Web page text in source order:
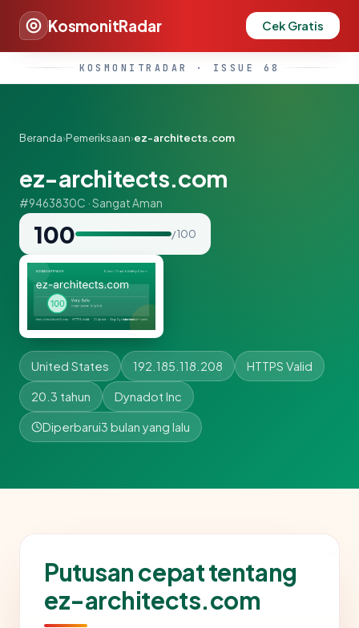
KosmonitRadar Cek Gratis
KOSMONITRADAR · ISSUE 68
Beranda›Pemeriksaan›ez-architects.com
ez-architects.com
#9463830C · Sangat Aman
100 / 100
United States 192.185.118.208 HTTPS Valid
20.3 tahun Dynadot Inc
Diperbarui3 bulan yang lalu
Putusan cepat tentang
ez-architects.com